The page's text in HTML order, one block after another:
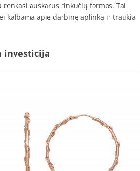
auskarus rinkučių formos. Tai
kalbama apie darbinę aplinką ir traukia
investicija